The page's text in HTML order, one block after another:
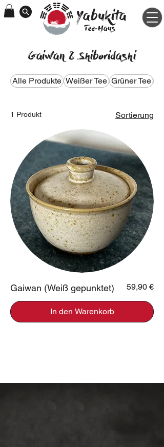
Yabukita
Tee-Haus
Gaiwan & Shiboridashi
Alle Produkte Weißer Tee Grüner Tee
1 Produkt Sortierung
Gaiwan (Weiß gepunktet) Preis
59,90 €
In den Warenkorb